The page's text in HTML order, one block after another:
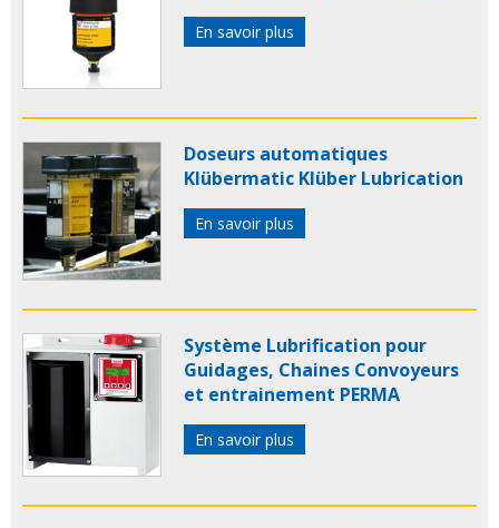
En savoir plus
Doseurs automatiques
Klübermatic Klüber Lubrication
En savoir plus
Système Lubrification pour
Guidages, Chaines Convoyeurs
et entrainement PERMA
En savoir plus